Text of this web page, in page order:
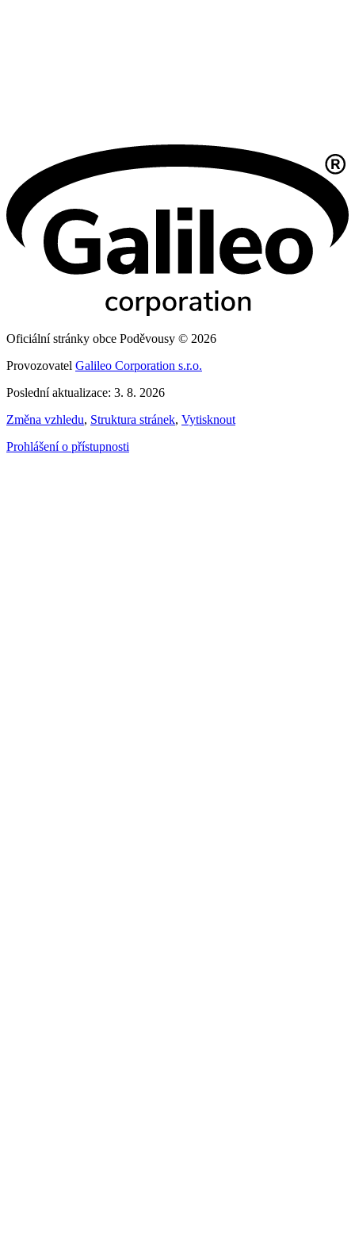
Oficiální stránky obce Poděvousy © 2026
Provozovatel Galileo Corporation s.r.o.
Poslední aktualizace: 3. 8. 2026
Změna vzhledu, Struktura stránek, Vytisknout
Prohlášení o přístupnosti